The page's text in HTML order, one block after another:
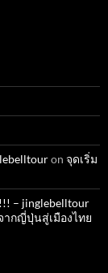
on จุดเริ่ม
– jinglebelltour
กญี่ปุ่นสู่เมืองไทย